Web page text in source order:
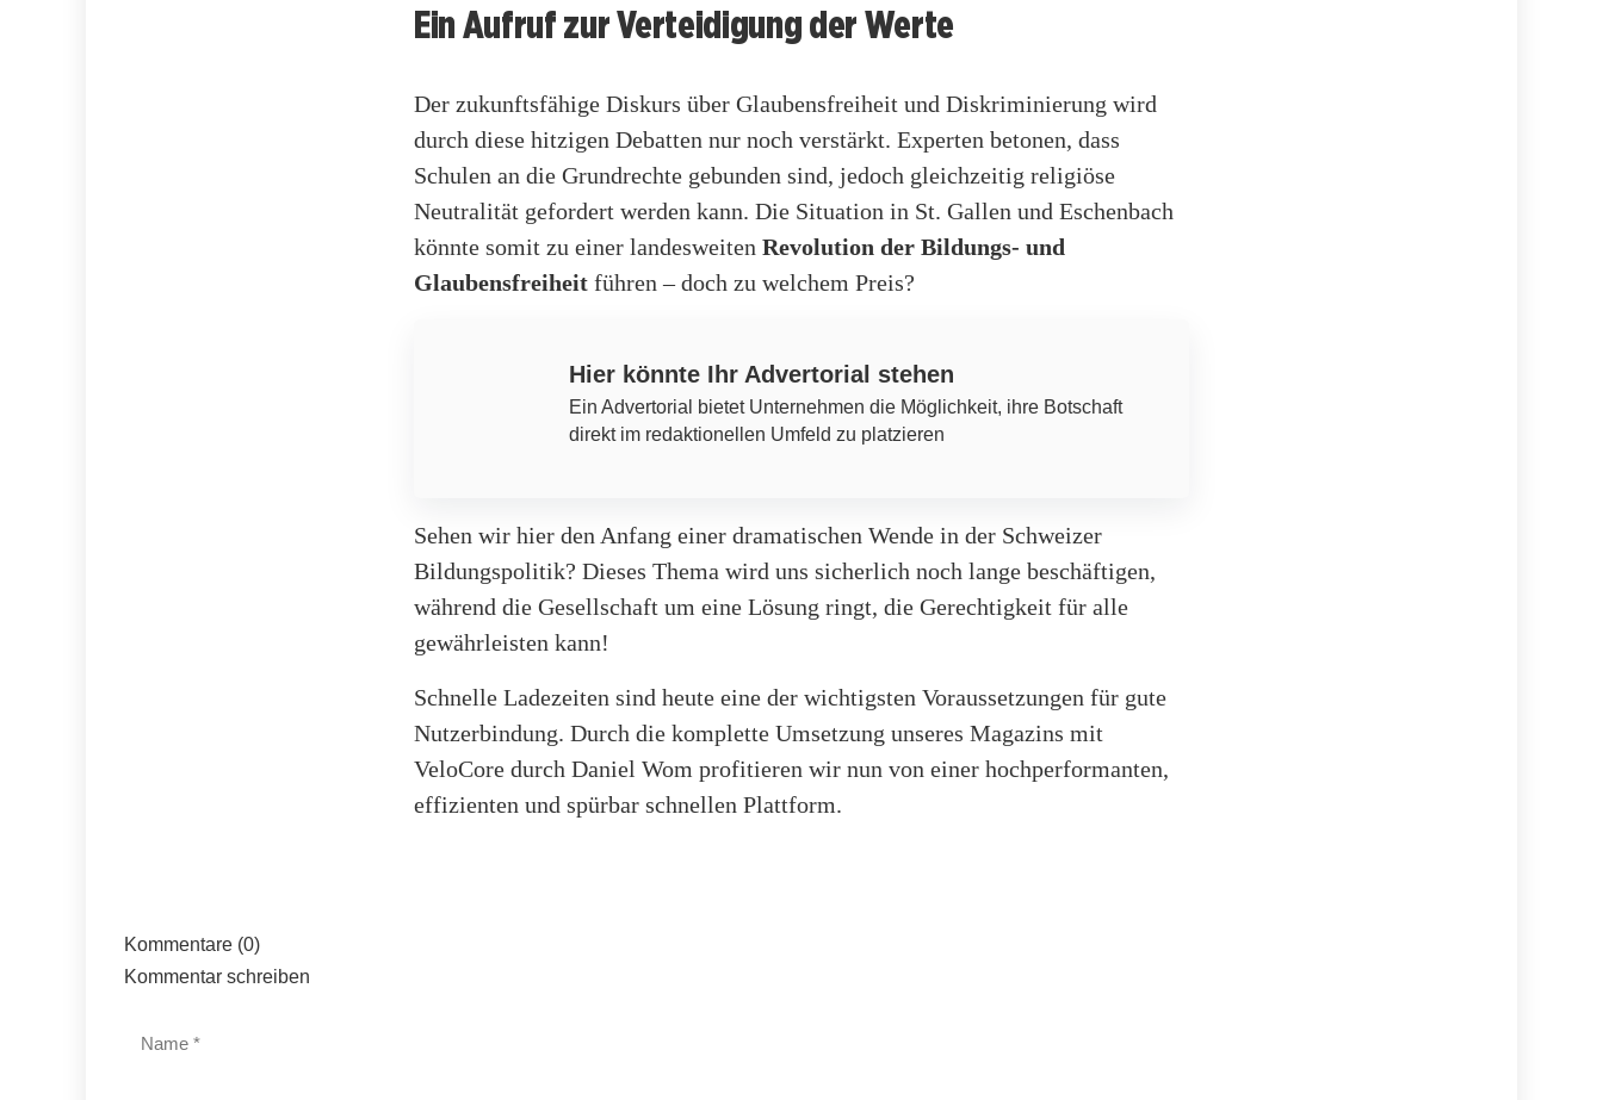
Ein Aufruf zur Verteidigung der Werte
Der zukunftsfähige Diskurs über Glaubensfreiheit und Diskriminierung wird
durch diese hitzigen Debatten nur noch verstärkt. Experten betonen, dass
Schulen an die Grundrechte gebunden sind, jedoch gleichzeitig religiöse
Neutralität gefordert werden kann. Die Situation in St. Gallen und Eschenbach
könnte somit zu einer landesweiten Revolution der Bildungs- und
Glaubensfreiheit führen – doch zu welchem Preis?
Hier könnte Ihr Advertorial stehen
Ein Advertorial bietet Unternehmen die Möglichkeit, ihre Botschaft
direkt im redaktionellen Umfeld zu platzieren
Sehen wir hier den Anfang einer dramatischen Wende in der Schweizer
Bildungspolitik? Dieses Thema wird uns sicherlich noch lange beschäftigen,
während die Gesellschaft um eine Lösung ringt, die Gerechtigkeit für alle
gewährleisten kann!
Schnelle Ladezeiten sind heute eine der wichtigsten Voraussetzungen für gute
Nutzerbindung. Durch die komplette Umsetzung unseres Magazins mit
VeloCore durch Daniel Wom profitieren wir nun von einer hochperformanten,
effizienten und spürbar schnellen Plattform.
Kommentare (0)
Kommentar schreiben